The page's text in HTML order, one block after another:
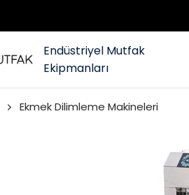
Endüstriyel Mutfak
Ekipmanları
Ekmek Dilimleme Makineleri